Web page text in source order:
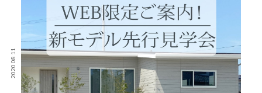
2020 08 11